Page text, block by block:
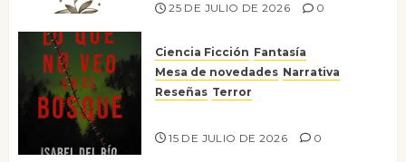
25 DE JULIO DE 2026 0
Ciencia Ficción Fantasía
Mesa de novedades Narrativa
Reseñas Terror
15 DE JULIO DE 2026 0